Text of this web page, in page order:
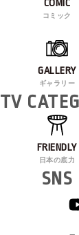
COMIC
コミック
GALLERY
ギャラリー
TV
FRIENDLY
日本の底力
SNS